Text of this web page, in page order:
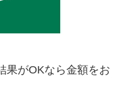
果がOKなら金額をお